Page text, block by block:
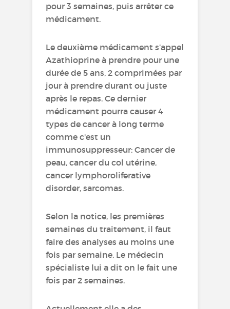
pour 3 semaines, puis arrêter ce
médicament.
Le deuxième médicament s’appel
Azathioprine à prendre pour une
durée de 5 ans, 2 comprimées par
jour à prendre durant ou juste
après le repas. Ce dernier
médicament pourra causer 4
types de cancer à long terme
comme c'est un
immunosuppresseur: Cancer de
peau, cancer du col utérine,
cancer lymphoroliferative
disorder, sarcomas.
Selon la notice, les premières
semaines du traitement, il faut
faire des analyses au moins une
fois par semaine. Le médecin
spécialiste lui a dit on le fait une
fois par 2 semaines.